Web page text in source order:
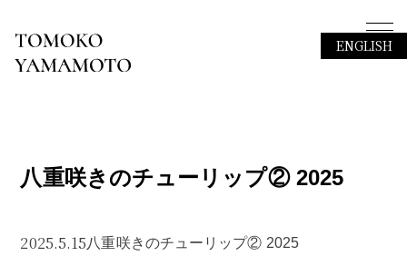
ENGLISH
八重咲きのチューリップ② 2025
2025.5.15八重咲きのチューリップ② 2025